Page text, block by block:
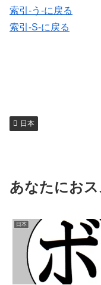
索引-う-に戻る
索引-S-に戻る
日本
あなたにお
日本